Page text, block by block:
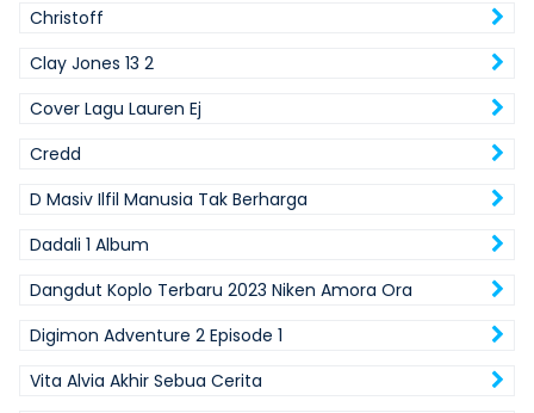
Christoff
Clay Jones 13 2
Cover Lagu Lauren Ej
Credd
D Masiv Ilfil Manusia Tak Berharga
Dadali 1 Album
Dangdut Koplo Terbaru 2023 Niken Amora Ora
Digimon Adventure 2 Episode 1
Vita Alvia Akhir Sebua Cerita